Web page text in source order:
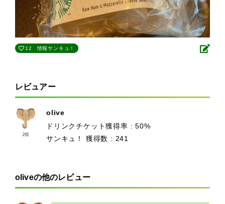
12 情報サンキュ！
レビュアー
olive
ドリンクチケット獲得率 : 50%
サンキュ！ 獲得数 : 241
oliveの他のレビュー